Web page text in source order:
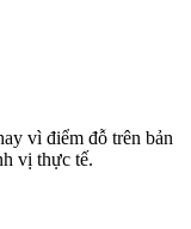
vì điểm đỗ trên bản
vị thực tế.